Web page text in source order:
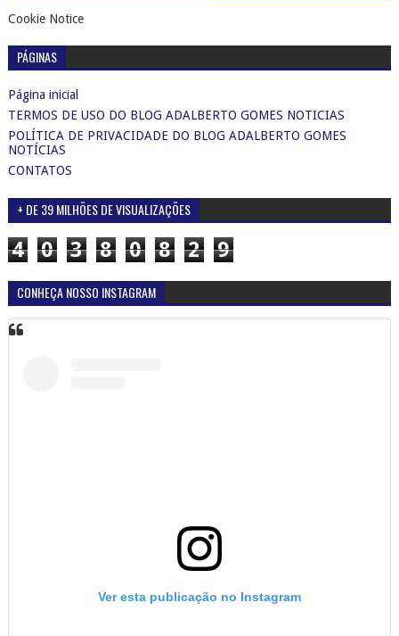
Cookie Notice
PÁGINAS
Página inicial
TERMOS DE USO DO BLOG ADALBERTO GOMES NOTICIAS
POLÍTICA DE PRIVACIDADE DO BLOG ADALBERTO GOMES
NOTÍCIAS
CONTATOS
+ DE 39 MILHÕES DE VISUALIZAÇÕES
4 0 3 8 0 8 2 9
CONHEÇA NOSSO INSTAGRAM
Ver esta publicação no Instagram